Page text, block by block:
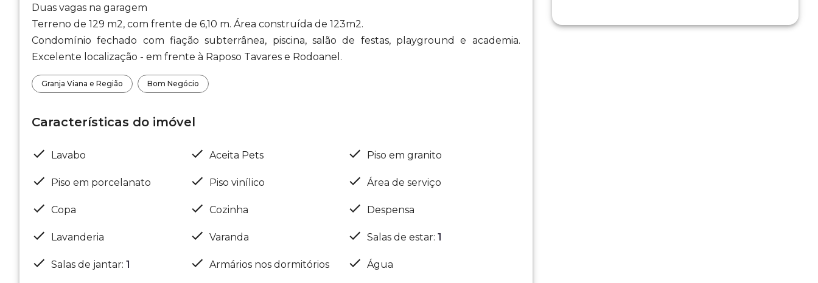
Duas vagas na garagem
Terreno de 129 m2, com frente de 6,10 m. Área construída de 123m2.
Condomínio fechado com fiação subterrânea, piscina, salão de festas, playground e academia.
Excelente localização - em frente à Raposo Tavares e Rodoanel.
Granja Viana e Região Bom Negócio
Características do imóvel
Lavabo Aceita Pets Piso em granito
Piso em porcelanato Piso vinílico Área de serviço
Copa Cozinha Despensa
Lavanderia Varanda Salas de estar:1
Salas de jantar: 1 Armários nos dormitórios Água